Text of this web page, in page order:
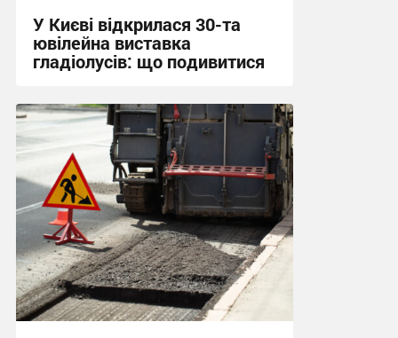
У Києві відкрилася 30-та
ювілейна виставка
гладіолусів: що подивитися
16:04 сьогодні